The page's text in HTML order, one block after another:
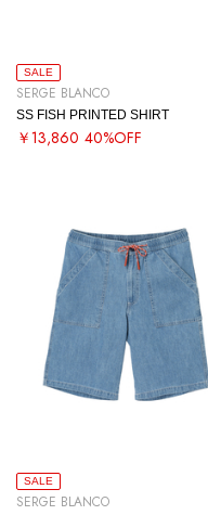
SALE
SERGE BLANCO
SS FISH PRINTED SHIRT
￥13,860 40%OFF
SALE
SERGE BLANCO